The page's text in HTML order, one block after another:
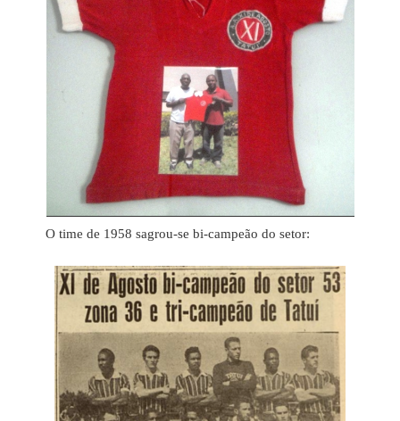
O time de 1958 sagrou-se bi-campeão do setor: